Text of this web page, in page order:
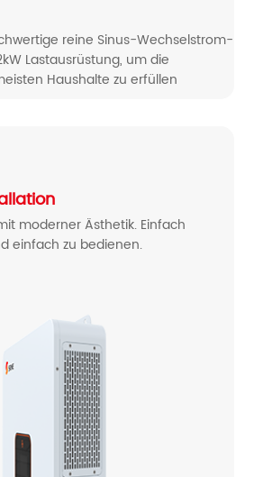
reine Sinus-Wechselstrom-
Lastausrüstung, um die
Haushalte zu erfüllen
moderner Ästhetik. Einfach
einfach zu bedienen.